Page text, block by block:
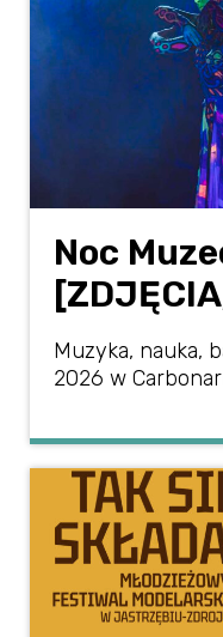
Noc
Muzyka, nauka,
2026 w